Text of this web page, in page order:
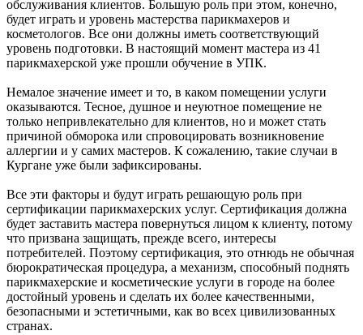
обслуживания клиентов. Большую роль при этом, конечно,
будет играть и уровень мастерства парикмахеров и
косметологов. Все они должны иметь соответствующий
уровень подготовки. В настоящий момент мастера из 41
парикмахерской уже прошли обучение в УПК.
Немалое значение имеет и то, в каком помещении услуги
оказываются. Тесное, душное и неуютное помещение не
только непривлекательно для клиентов, но и может стать
причиной обморока или спровоцировать возникновение
аллергии и у самих мастеров. К сожалению, такие случаи в
Кургане уже были зафиксированы.
Все эти факторы и будут играть решающую роль при
сертификации парикмахерских услуг. Сертификация должна
будет заставить мастера повернуться лицом к клиенту, потому
что призвана защищать, прежде всего, интересы
потребителей. Поэтому сертификация, это отнюдь не обычная
бюрократическая процедура, а механизм, способный поднять
парикмахерские и косметические услуги в городе на более
достойный уровень и сделать их более качественными,
безопасными и эстетичными, как во всех цивилизованных
странах.